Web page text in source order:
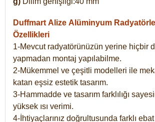
Duffmart Alize Alüminyum
Özellikleri
1-Mevcut radyatörünüzün yerine hiçbir
yapmadan montaj yapılabilme.
2-Mükemmel ve çeşitli modelleri ile
katan eşsiz estetik tasarım.
3-Hammadde ve tasarım farklılığı
yüksek ısı verimi.
4-İhtiyaçlarınız doğrultusunda farklı